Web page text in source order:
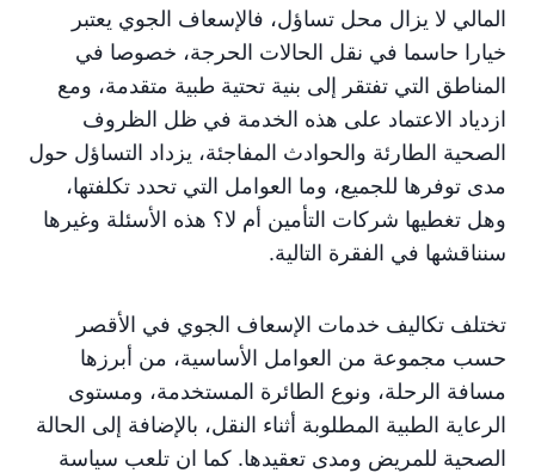
المالي لا يزال محل تساؤل، فالإسعاف الجوي يعتبر
خيارا حاسما في نقل الحالات الحرجة، خصوصا في
المناطق التي تفتقر إلى بنية تحتية طبية متقدمة، ومع
ازدياد الاعتماد على هذه الخدمة في ظل الظروف
الصحية الطارئة والحوادث المفاجئة، يزداد التساؤل حول
مدى توفرها للجميع، وما العوامل التي تحدد تكلفتها،
وهل تغطيها شركات التأمين أم لا؟ هذه الأسئلة وغيرها
سنناقشها في الفقرة التالية.
تختلف تكاليف خدمات الإسعاف الجوي في الأقصر
حسب مجموعة من العوامل الأساسية، من أبرزها
مسافة الرحلة، ونوع الطائرة المستخدمة، ومستوى
الرعاية الطبية المطلوبة أثناء النقل، بالإضافة إلى الحالة
الصحية للمريض ومدى تعقيدها. كما ان تلعب سياسة